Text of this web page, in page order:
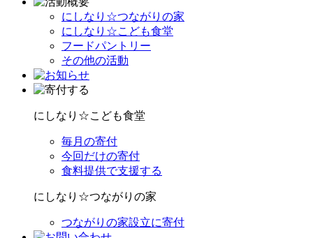
にしなり☆つながりの家
にしなり☆こども食堂
フードパントリー
その他の活動
にしなり☆こども食堂
毎月の寄付
今回だけの寄付
食料提供で支援する
にしなり☆つながりの家
つながりの家設立に寄付